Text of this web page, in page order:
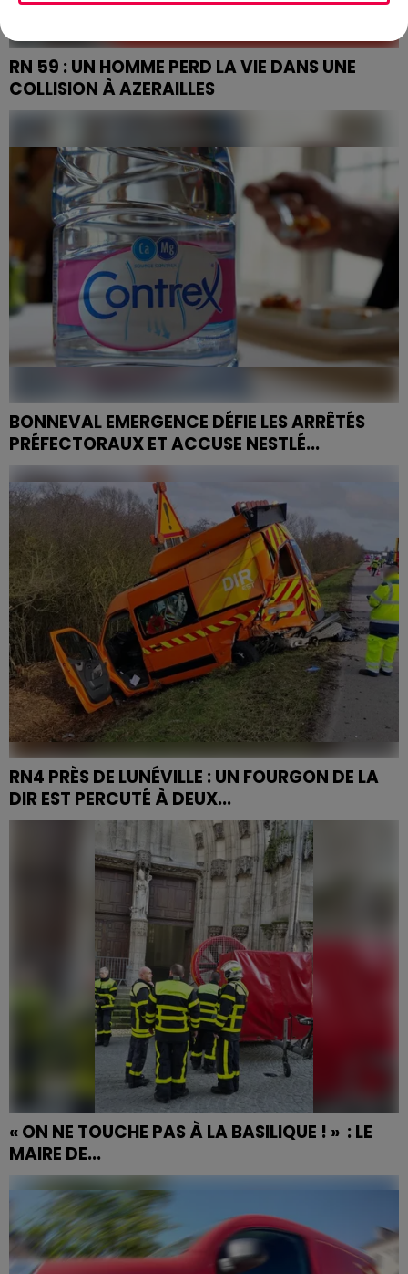
RN 59 : UN HOMME PERD LA VIE DANS UNE
COLLISION À AZERAILLES
Une voiture s'est encastrée dans un poids-lourd sur
cet axe où les véhicules circulent à 110 km/h.
BONNEVAL EMERGENCE DÉFIE LES ARRÊTÉS
PRÉFECTORAUX ET ACCUSE NESTLÉ...
Le litige autour des eaux minérales naturelles prend
une nouvelle tournure dans les Vosges.
RN4 PRÈS DE LUNÉVILLE : UN FOURGON DE LA
DIR EST PERCUTÉ À DEUX...
« ON NE TOUCHE PAS À LA BASILIQUE ! » : LE
MAIRE DE...
Deux départs d'incendie ont été constatés cet après-
midi au sein de la basilique de Saint-Nicolas-de-Port.